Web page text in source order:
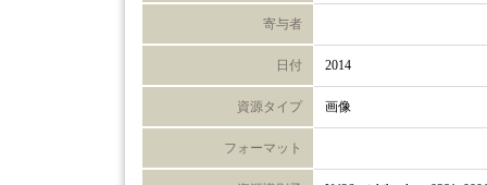
寄与者
日付 2014
資源タイプ 画像
フォーマット